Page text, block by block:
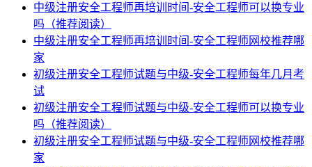
中级注册安全工程师再培训时间-安全工程师可以换专业
吗（推荐阅读）
中级注册安全工程师再培训时间-安全工程师网校推荐哪
家
初级注册安全工程师试题与中级-安全工程师每年几月考
试
初级注册安全工程师试题与中级-安全工程师可以换专业
吗（推荐阅读）
初级注册安全工程师试题与中级-安全工程师网校推荐哪
家